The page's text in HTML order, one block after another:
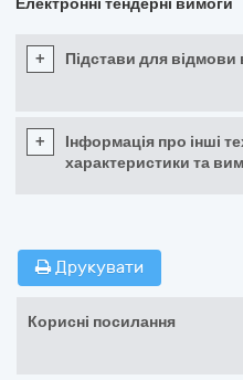
Електронні тендерні вимоги
+ Підстави для відмови
+
Інформація про інші
характеристики та
Друкувати
Корисні посилання